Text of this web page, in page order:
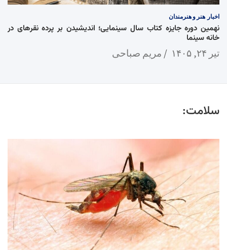
اخبار هنر و هنرمندان
نهمین دوره جایزه کتاب سال سینمایی؛ اندیشیدن بر پرده نقرهای در
خانه سینما
تیر ۲۴, ۱۴۰۵ مریم صباحی
سلامت: